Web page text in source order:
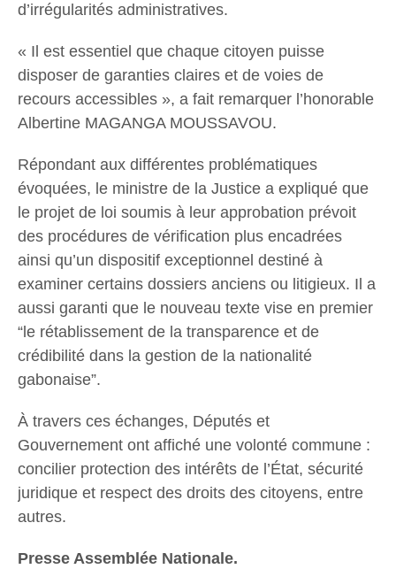
d’irrégularités administratives.
« Il est essentiel que chaque citoyen puisse
disposer de garanties claires et de voies de
recours accessibles », a fait remarquer l’honorable
Albertine MAGANGA MOUSSAVOU.
Répondant aux différentes problématiques
évoquées, le ministre de la Justice a expliqué que
le projet de loi soumis à leur approbation prévoit
des procédures de vérification plus encadrées
ainsi qu’un dispositif exceptionnel destiné à
examiner certains dossiers anciens ou litigieux. Il a
aussi garanti que le nouveau texte vise en premier
“le rétablissement de la transparence et de
crédibilité dans la gestion de la nationalité
gabonaise”.
À travers ces échanges, Députés et
Gouvernement ont affiché une volonté commune :
concilier protection des intérêts de l’État, sécurité
juridique et respect des droits des citoyens, entre
autres.
Presse Assemblée Nationale.